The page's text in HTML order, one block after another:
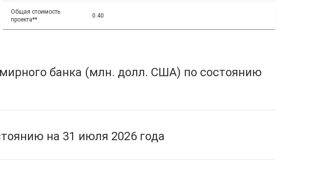
Общая стоимость
проекта**
0.40
банка (млн. долл. США) по состоянию
на 31 июля 2026 года